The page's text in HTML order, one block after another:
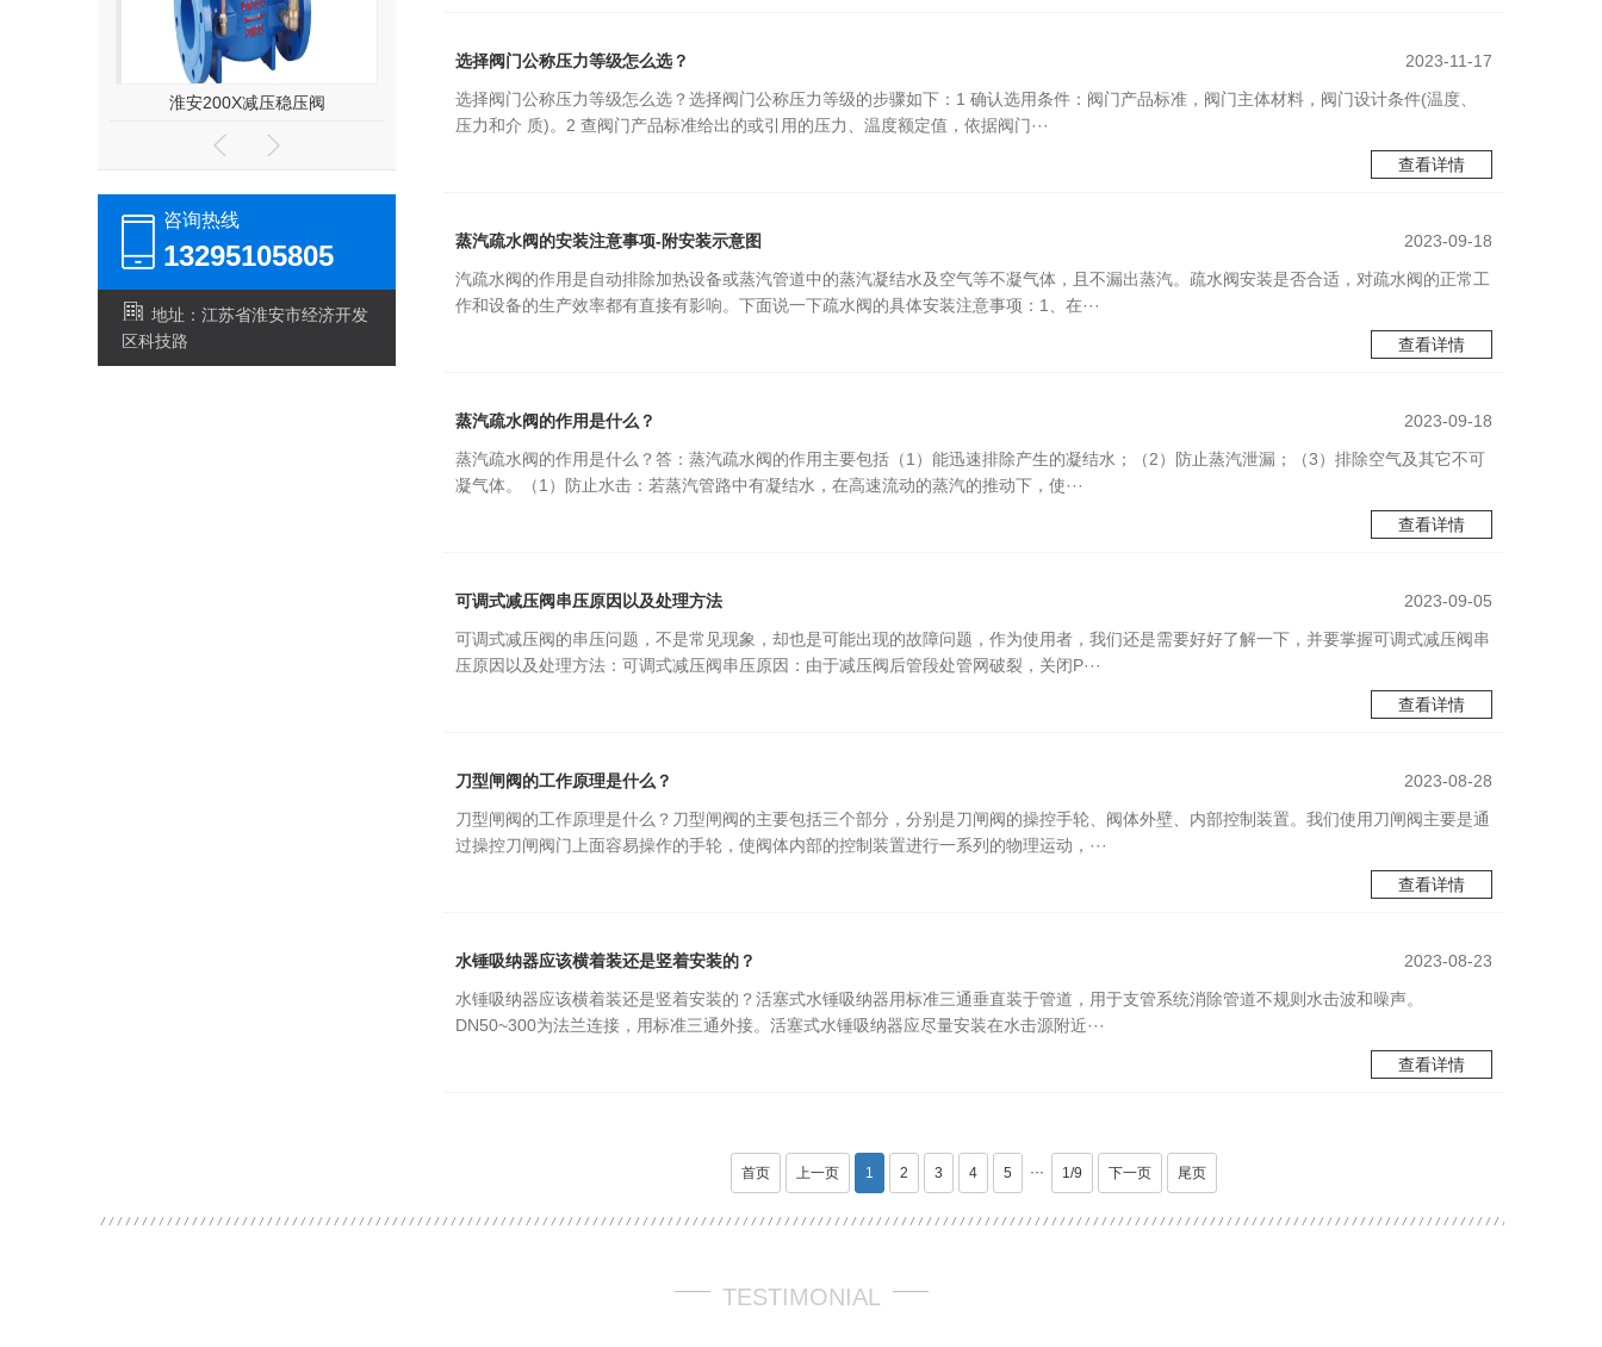
1 2
淮安200X减压稳压阀 淮安蜗轮蝶阀 D371X 淮安斯派莎克阀门经销商 淮安进口斯派莎克25p减压阀经销商
咨询热线
13295105805
地址：江苏省淮安市经济开发
区科技路
2023-11-17
选择阀门公称压力等级怎么选？
选择阀门公称压力等级怎么选？选择阀门公称压力等级的步骤如下：1 确认选用条件：阀门产品标准，阀门主体材料，阀门设计条件(温度、
压力和介 质)。2 查阀门产品标准给出的或引用的压力、温度额定值，依据阀门···
查看详情
2023-09-18
蒸汽疏水阀的安装注意事项-附安装示意图
汽疏水阀的作用是自动排除加热设备或蒸汽管道中的蒸汽凝结水及空气等不凝气体，且不漏出蒸汽。疏水阀安装是否合适，对疏水阀的正常工
作和设备的生产效率都有直接有影响。下面说一下疏水阀的具体安装注意事项：1、在···
查看详情
2023-09-18
蒸汽疏水阀的作用是什么？
蒸汽疏水阀的作用是什么？答：蒸汽疏水阀的作用主要包括（1）能迅速排除产生的凝结水；（2）防止蒸汽泄漏；（3）排除空气及其它不可
凝气体。（1）防止水击：若蒸汽管路中有凝结水，在高速流动的蒸汽的推动下，使···
查看详情
2023-09-05
可调式减压阀串压原因以及处理方法
可调式减压阀的串压问题，不是常见现象，却也是可能出现的故障问题，作为使用者，我们还是需要好好了解一下，并要掌握可调式减压阀串
压原因以及处理方法：可调式减压阀串压原因：由于减压阀后管段处管网破裂，关闭P···
查看详情
2023-08-28
刀型闸阀的工作原理是什么？
刀型闸阀的工作原理是什么？刀型闸阀的主要包括三个部分，分别是刀闸阀的操控手轮、阀体外壁、内部控制装置。我们使用刀闸阀主要是通
过操控刀闸阀门上面容易操作的手轮，使阀体内部的控制装置进行一系列的物理运动，···
查看详情
2023-08-23
水锤吸纳器应该横着装还是竖着安装的？
水锤吸纳器应该横着装还是竖着安装的？活塞式水锤吸纳器用标准三通垂直装于管道，用于支管系统消除管道不规则水击波和噪声。
DN50~300为法兰连接，用标准三通外接。活塞式水锤吸纳器应尽量安装在水击源附近···
查看详情
首页 上一页 1 2 3 4 5 ··· 1/9 下一页 尾页
TESTIMONIAL